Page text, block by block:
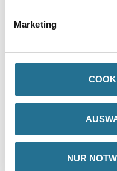
Marketing
NUR
- Einfache und schnelle
ZUSATZINFOS
DATENBLÄTTER